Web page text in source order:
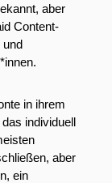
aber
Content-
und
in ihrem
individuell
aber
ein